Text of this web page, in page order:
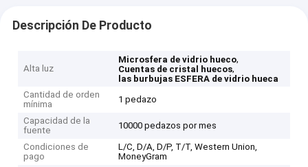
Descripción De Producto
Alta luz
Microsfera de vidrio hueco,
Cuentas de cristal huecos,
las burbujas ESFERA de vidrio hueca
Cantidad de orden
mínima
1 pedazo
Capacidad de la
fuente
10000 pedazos por mes
Condiciones de
pago
L/C, D/A, D/P, T/T, Western Union,
MoneyGram